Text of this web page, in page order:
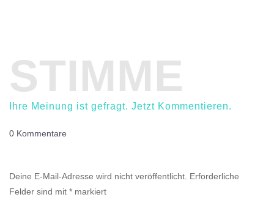
STIMME
Ihre Meinung ist gefragt. Jetzt Kommentieren.
0 Kommentare
Deine E-Mail-Adresse wird nicht veröffentlicht. Erforderliche
Felder sind mit * markiert